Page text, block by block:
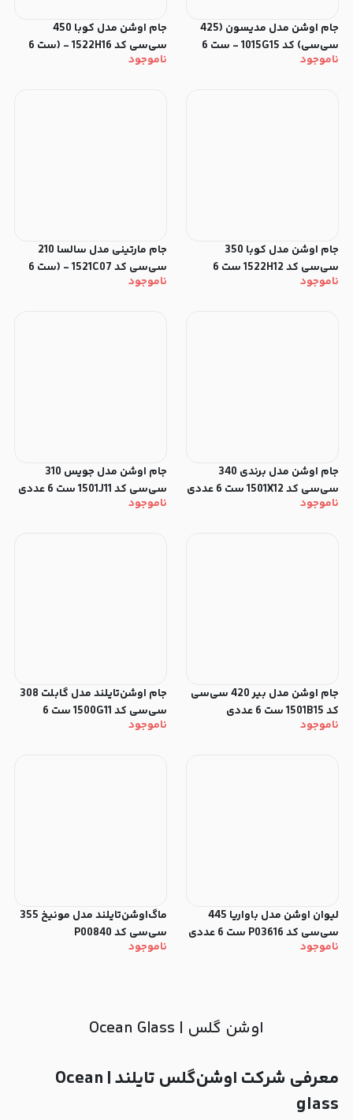
جام اوشن مدل مدیسون (425
سی‌سی) کد 1015G15 - ست 6
عددی
ناموجود
جام اوشن مدل کوبا 450
سی‌سی کد 1522H16 - (ست 6
عددی)
ناموجود
جام اوشن مدل کوبا 350
سی‌سی کد 1522H12 ست 6
عددی
ناموجود
جام مارتینی مدل سالسا 210
سی‌سی کد 1521C07 - (ست 6
عددی)
ناموجود
جام اوشن مدل برندی 340
سی‌سی کد 1501X12 ست 6 عددی
ناموجود
جام اوشن مدل جویس 310
سی‌سی کد 1501J11 ست 6 عددی
ناموجود
جام اوشن مدل بیر 420 سی‌سی
کد 1501B15 ست 6 عددی
ناموجود
جام اوشن‌تایلند مدل گابلت 308
سی‌سی کد 1500G11 ست 6
عددی
ناموجود
لیوان اوشن مدل باواریا 445
سی‌سی کد P03616 ست 6 عددی
ناموجود
ماگ‌اوشن‌تایلند مدل مونیخ 355
سی‌سی کد P00840
ناموجود
اوشن گلس | Ocean Glass
معرفی شرکت اوشن‌گلس تایلند | Ocean
glass